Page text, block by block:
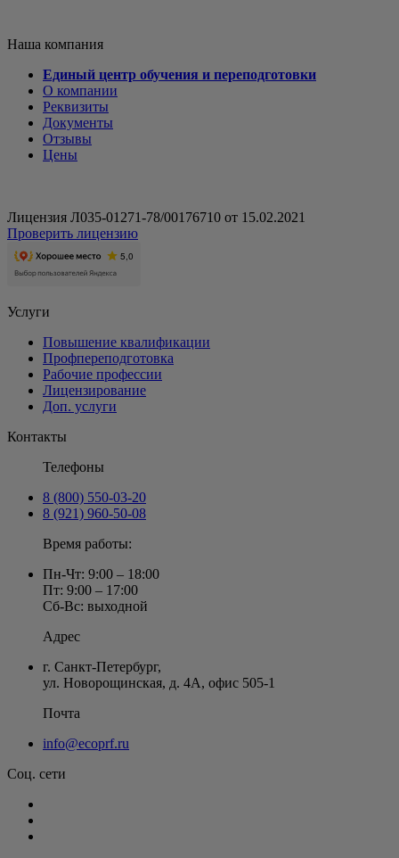
Наша компания
Единый центр обучения и переподготовки
О компании
Реквизиты
Документы
Отзывы
Цены
Лицензия Л035-01271-78/00176710 от 15.02.2021
Проверить лицензию
Услуги
Повышение квалификации
Профпереподготовка
Рабочие профессии
Лицензирование
Доп. услуги
Контакты
Телефоны
8 (800) 550-03-20
8 (921) 960-50-08
Время работы:
Пн-Чт: 9:00 – 18:00
Пт: 9:00 – 17:00
Сб-Вс: выходной
Адрес
г. Санкт-Петербург,
ул. Новорощинская, д. 4А, офис 505-1
Почта
info@ecoprf.ru
Соц. сети